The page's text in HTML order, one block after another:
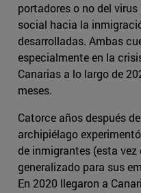
portadores o no del
social hacia la
desarrolladas. Ambas
especialmente en la
Canarias a lo largo de
meses.
Catorce años después
archipiélago
de inmigrantes (esta vez
generalizado para sus
En 2020 llegaron a